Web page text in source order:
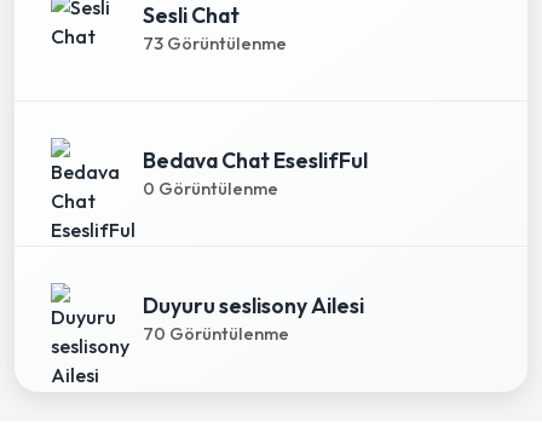
Sesli Chat
73 Görüntülenme
Bedava Chat EseslifFul
0 Görüntülenme
Duyuru seslisony Ailesi
70 Görüntülenme